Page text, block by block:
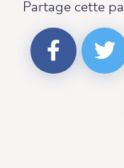
Partage cette